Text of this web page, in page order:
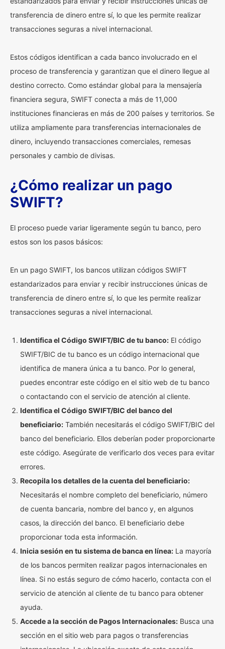
transferencia de dinero entre sí, lo que les permite realizar
transacciones seguras a nivel internacional.
Estos códigos identifican a cada banco involucrado en el
proceso de transferencia y garantizan que el dinero llegue al
destino correcto. Como estándar global para la mensajería
financiera segura, SWIFT conecta a más de 11,000
instituciones financieras en más de 200 países y territorios. Se
utiliza ampliamente para transferencias internacionales de
dinero, incluyendo transacciones comerciales, remesas
personales y cambio de divisas.
¿Cómo realizar un pago
SWIFT?
El proceso puede variar ligeramente según tu banco, pero
estos son los pasos básicos:
En un pago SWIFT, los bancos utilizan códigos SWIFT
estandarizados para enviar y recibir instrucciones únicas de
transferencia de dinero entre sí, lo que les permite realizar
transacciones seguras a nivel internacional.
Identifica el Código SWIFT/BIC de tu banco: El código
SWIFT/BIC de tu banco es un código internacional que
identifica de manera única a tu banco. Por lo general,
puedes encontrar este código en el sitio web de tu banco
o contactando con el servicio de atención al cliente.
Identifica el Código SWIFT/BIC del banco del
beneficiario: También necesitarás el código SWIFT/BIC del
banco del beneficiario. Ellos deberían poder proporcionarte
este código. Asegúrate de verificarlo dos veces para evitar
errores.
Recopila los detalles de la cuenta del beneficiario:
Necesitarás el nombre completo del beneficiario, número
de cuenta bancaria, nombre del banco y, en algunos
casos, la dirección del banco. El beneficiario debe
proporcionar toda esta información.
Inicia sesión en tu sistema de banca en línea: La mayoría
de los bancos permiten realizar pagos internacionales en
línea. Si no estás seguro de cómo hacerlo, contacta con el
servicio de atención al cliente de tu banco para obtener
ayuda.
Accede a la sección de Pagos Internacionales: Busca una
sección en el sitio web para pagos o transferencias